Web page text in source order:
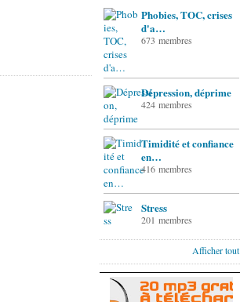
Phobies, TOC, crises
d'a…
673 membres
Dépression, déprime
424 membres
Timidité et confiance
en…
416 membres
Stress
201 membres
Afficher tout